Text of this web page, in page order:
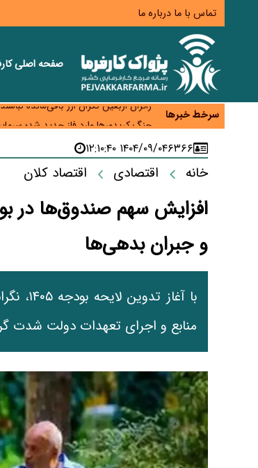
تماس با ما درباره ما
صفحه اصلی
سرخط خبرها
همایش و مسابقه نذری ماه صفر برگزار
جنگ کریدورها وارد فاز جدید شد؛ سرمایه‌گذاری ۳۴۵ میلیارد دلاری
تأمین سرمایه در گردش بدون خلق
۶۳۶۶۱۴۰۴/۰۹/۰۴ ۱۲:۱۰:۴۰
خانه اقتصادی اقتصاد کلان
و جبران بدهی‌ها
با
منابع و اجرای تعهدات دولت شدت